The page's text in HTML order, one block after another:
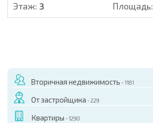
Этаж: 3 Площадь:
Вторичная недвижимость - 1181
От застройщика - 229
Квартиры - 1290